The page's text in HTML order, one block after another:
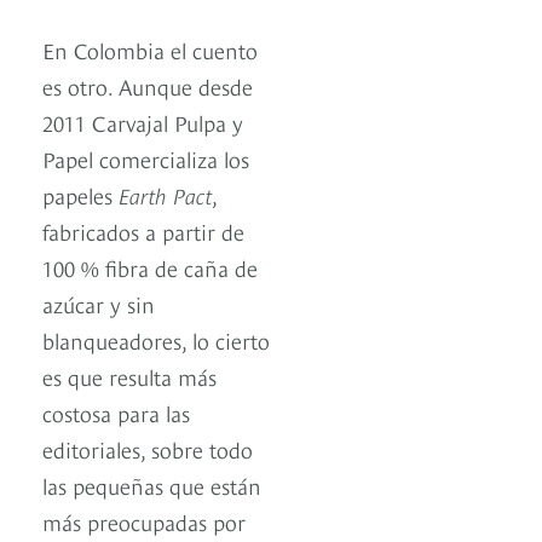
En Colombia el cuento
es otro. Aunque desde
2011 Carvajal Pulpa y
Papel comercializa los
papeles Earth Pact,
fabricados a partir de
100 % fibra de caña de
azúcar y sin
blanqueadores, lo cierto
es que resulta más
costosa para las
editoriales, sobre todo
las pequeñas que están
más preocupadas por